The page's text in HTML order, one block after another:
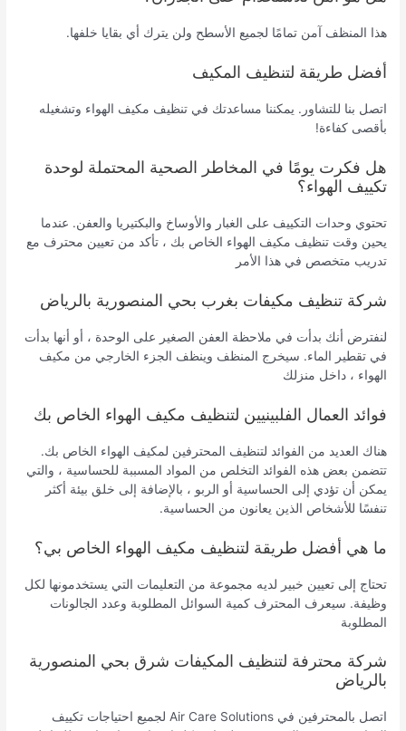
هذا المنظف آمن تمامًا لجميع الأسطح ولن يترك أي بقايا خلفها.
أفضل طريقة لتنظيف المكيف
اتصل بنا للتشاور. يمكننا مساعدتك في تنظيف مكيف الهواء وتشغيله
بأقصى كفاءة!
هل فكرت يومًا في المخاطر الصحية المحتملة لوحدة
تكييف الهواء؟
تحتوي وحدات التكييف على الغبار والأوساخ والبكتيريا والعفن. عندما
يحين وقت تنظيف مكيف الهواء الخاص بك ، تأكد من تعيين محترف مع
تدريب متخصص في هذا الأمر
شركة تنظيف مكيفات بغرب بحي المنصورية بالرياض
لنفترض أنك بدأت في ملاحظة العفن الصغير على الوحدة ، أو أنها بدأت
في تقطير الماء. سيخرج المنظف وينظف الجزء الخارجي من مكيف
الهواء ، داخل منزلك
فوائد العمال الفلبينيين لتنظيف مكيف الهواء الخاص بك
هناك العديد من الفوائد لتنظيف المحترفين لمكيف الهواء الخاص بك.
تتضمن بعض هذه الفوائد التخلص من المواد المسببة للحساسية ، والتي
يمكن أن تؤدي إلى الحساسية أو الربو ، بالإضافة إلى خلق بيئة أكثر
تنفسًا للأشخاص الذين يعانون من الحساسية.
ما هي أفضل طريقة لتنظيف مكيف الهواء الخاص بي؟
تحتاج إلى تعيين خبير لديه مجموعة من التعليمات التي يستخدمونها لكل
وظيفة. سيعرف المحترف كمية السوائل المطلوبة وعدد الجالونات
المطلوبة
شركة محترفة لتنظيف المكيفات شرق بحي المنصورية
بالرياض
اتصل بالمحترفين في Air Care Solutions لجميع احتياجات تكييف